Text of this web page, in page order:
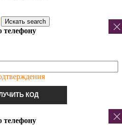
Искать search
телефону
КОД
телефону